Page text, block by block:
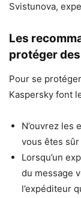
Svistunova,
Les
protéger
Pour se
Kaspersky font
N’ouvrez les
vous êtes sûr
Lorsqu’un
du message
l’expéditeur